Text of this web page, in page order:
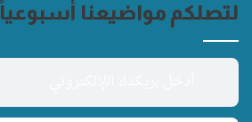
لتصلكم مواضيعنا أسبوعياً